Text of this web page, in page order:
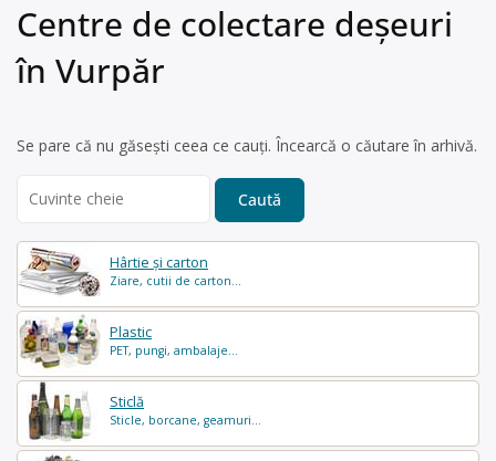
Hârtie și carton
Ziare, cutii de carton...
Plastic
PET, pungi, ambalaje...
Sticlă
Sticle, borcane, geamuri...
Centre de colectare deșeuri
în Vurpăr
Se pare că nu găsești ceea ce cauți. Încearcă o căutare în arhivă.
for: